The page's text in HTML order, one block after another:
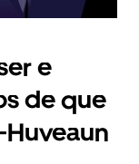
e
de que